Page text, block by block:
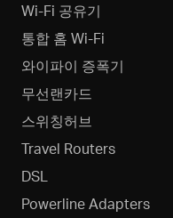
Wi-Fi 공유기
통합 홈 Wi-Fi
와이파이 증폭기
무선랜카드
스위칭허브
Travel Routers
DSL
Powerline Adapters